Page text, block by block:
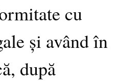
cu
și având în
după